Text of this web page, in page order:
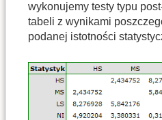
wykonujemy testy typu
tabeli z wynikami
podanej istotności